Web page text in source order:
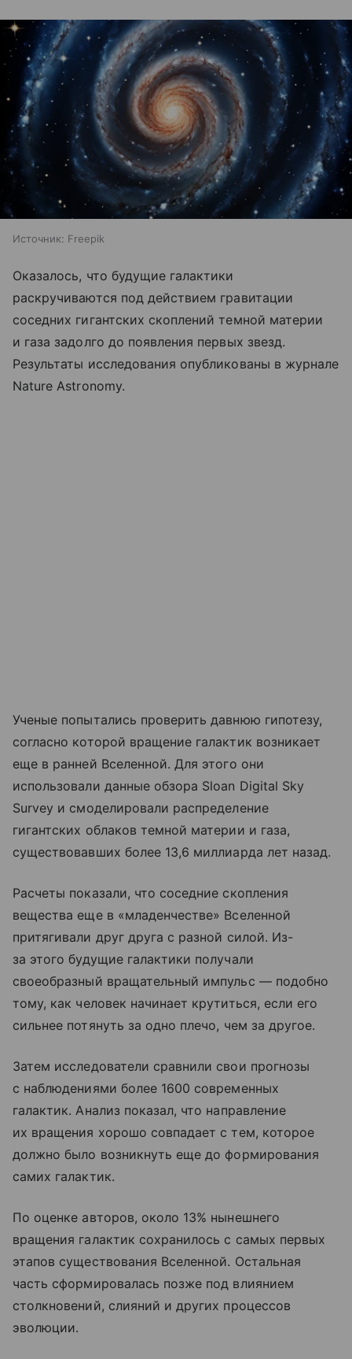
Источник: Freepik
Оказалось, что будущие галактики
раскручиваются под действием гравитации
соседних гигантских скоплений темной материи
и газа задолго до появления первых звезд.
Результаты исследования опубликованы в журнале
Nature Astronomy.
Ученые попытались проверить давнюю гипотезу,
согласно которой вращение галактик возникает
еще в ранней Вселенной. Для этого они
использовали данные обзора Sloan Digital Sky
Survey и смоделировали распределение
гигантских облаков темной материи и газа,
существовавших более 13,6 миллиарда лет назад.
Расчеты показали, что соседние скопления
вещества еще в «младенчестве» Вселенной
притягивали друг друга с разной силой. Из-
за этого будущие галактики получали
своеобразный вращательный импульс — подобно
тому, как человек начинает крутиться, если его
сильнее потянуть за одно плечо, чем за другое.
Затем исследователи сравнили свои прогнозы
с наблюдениями более 1600 современных
галактик. Анализ показал, что направление
их вращения хорошо совпадает с тем, которое
должно было возникнуть еще до формирования
самих галактик.
По оценке авторов, около 13% нынешнего
вращения галактик сохранилось с самых первых
этапов существования Вселенной. Остальная
часть сформировалась позже под влиянием
столкновений, слияний и других процессов
эволюции.